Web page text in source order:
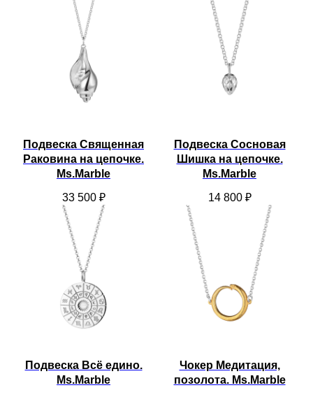
Подвеска Священная
Раковина на цепочке.
Ms.Marble
33 500 ₽
Подвеска Сосновая
Шишка на цепочке.
Ms.Marble
14 800 ₽
Подвеска Всё едино.
Ms.Marble
Чокер Медитация,
позолота. Ms.Marble